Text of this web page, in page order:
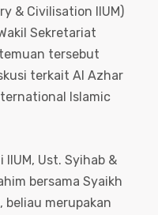
& Civilisation IIUM)
Sekretariat
tersebut
terkait Al Azhar
Islamic
Ust. Syihab &
bersama Syaikh
beliau merupakan